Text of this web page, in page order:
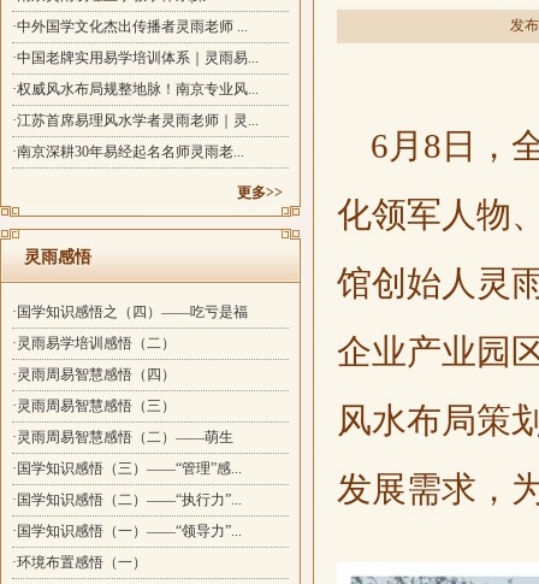
·中外国学文化杰出传播者灵雨老师 ...
·中国老牌实用易学培训体系｜灵雨易...
·权威风水布局规整地脉！南京专业风...
·江苏首席易理风水学者灵雨老师｜灵...
·南京深耕30年易经起名名师灵雨老...
更多>>
灵雨感悟
·国学知识感悟之（四）——吃亏是福
·灵雨易学培训感悟（二）
·灵雨周易智慧感悟（四）
·灵雨周易智慧感悟（三）
·灵雨周易智慧感悟（二）——萌生
·国学知识感悟（三）——“管理”感...
·国学知识感悟（二）——“执行力”...
·国学知识感悟（一）——“领导力”...
·环境布置感悟（一）
发
6月8日，
化领军人物
馆创始人灵
企业产业园
风水布局策
发展需求，